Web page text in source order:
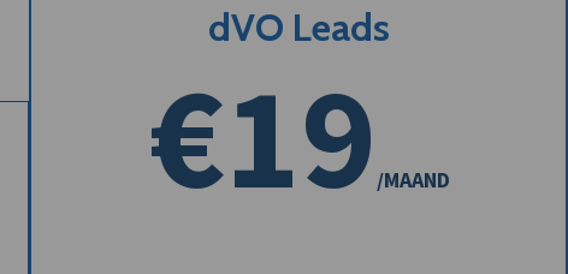
dVO Leads
€19 /MAAND